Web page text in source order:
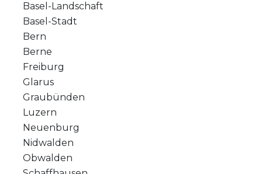
Basel-Landschaft
Basel-Stadt
Bern
Berne
Freiburg
Glarus
Graubünden
Luzern
Neuenburg
Nidwalden
Obwalden